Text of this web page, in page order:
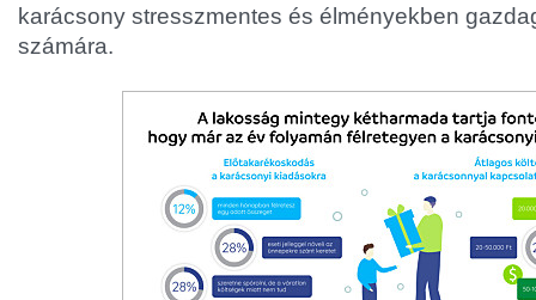
karácsony stresszmentes és élményekben
számára.